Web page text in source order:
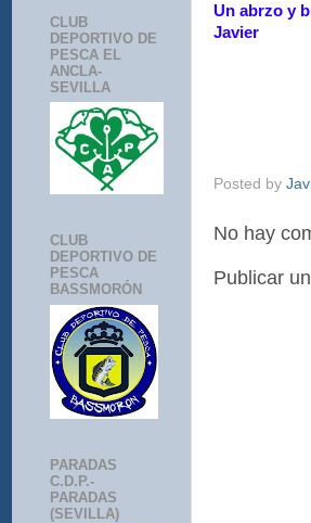
Un abrzo y
Javier
Posted by
No hay
Publicar
CLUB
DEPORTIVO DE
PESCA EL
ANCLA-
SEVILLA
CLUB
DEPORTIVO DE
PESCA
BASSMORÓN
PARADAS
C.D.P.-
PARADAS
(SEVILLA)